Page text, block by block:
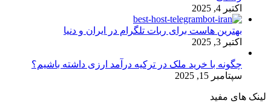
اکتبر 4, 2025
بهترین هاست برای ربات تلگرام در ایران و دنیا
اکتبر 3, 2025
چگونه با خرید ملک در ترکیه درآمد ارزی داشته باشیم؟
سپتامبر 15, 2025
لینک های مفید